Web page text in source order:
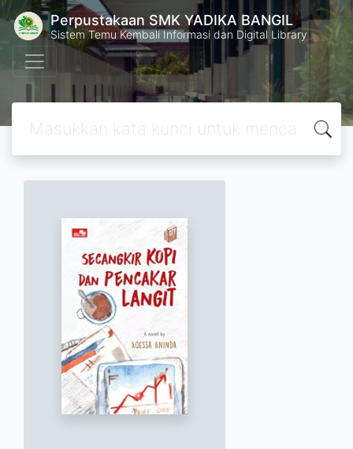
Perpustakaan SMK YADIKA BANGIL
Sistem Temu Kembali Informasi dan Digital Library